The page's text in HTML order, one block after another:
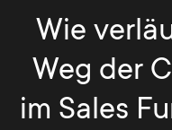
Wie
Weg der
im Sales